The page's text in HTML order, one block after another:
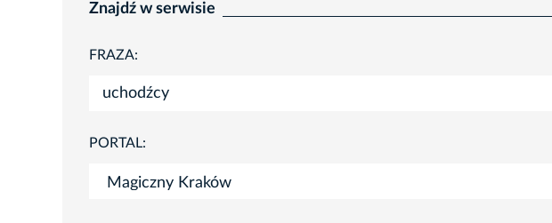
Znajdź w serwisie
FRAZA:
PORTAL: